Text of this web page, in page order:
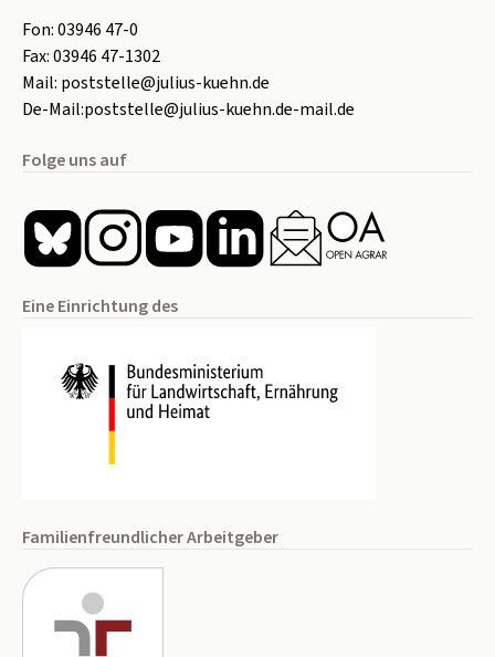
Fon:03946 47-0
Fax:03946 47-1302
Mail: poststelle@julius-kuehn.de
De-Mail:poststelle@julius-kuehn.de-mail.de
Folge uns auf
Eine Einrichtung des
Familienfreundlicher Arbeitgeber